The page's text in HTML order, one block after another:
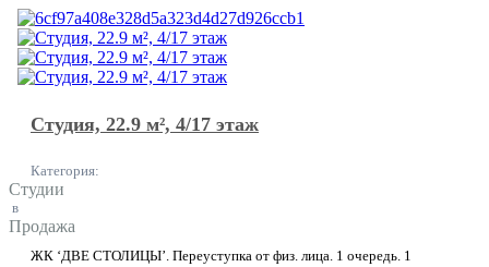
Студия, 22.9 м², 4/17 этаж
Категория:
Студии
в
Продажа
ЖК ‘ДВЕ СТОЛИЦЫ’. Переуступка от физ. лица. 1 очередь. 1